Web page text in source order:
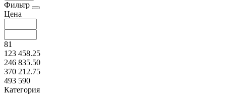
Фильтр
Цена
81
123 458.25
246 835.50
370 212.75
493 590
Категория